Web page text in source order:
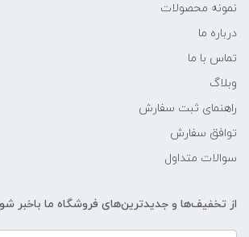
نمونه محصولات
درباره ما
تماس با ما
وبلاگ
راهنمای ثبت سفارش
توافق سفارش
سوالات متداول
از تخفیف‌ها و جدیدترین‌های فروشگاه ما باخبر